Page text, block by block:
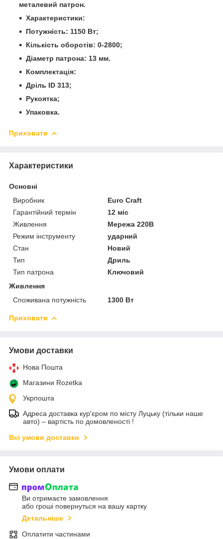
металевий патрон.
Характеристики:
Потужність: 1150 Вт;
Кількість оборотів: 0-2800;
Діаметр патрона: 13 мм.
Комплектація:
Дріль ID 313;
Рукоятка;
Упаковка.
Приховати
Характеристики
Основні
Виробник
Euro Craft
Гарантійний термін
12 міс
Живлення
Мережа 220В
Режим інструменту
ударний
Стан
Новий
Тип
Дриль
Тип патрона
Ключовий
Живлення
Споживана потужність
1300 Вт
Приховати
Умови доставки
Нова Пошта
Магазини Rozetka
Укрпошта
Адреса доставка кур'єром по місту Луцьку (тільки наше
авто) – вартість по домовленості !
Всі умови доставки
Умови оплати
Ви отримаєте замовлення
або гроші повернуться на вашу картку
Детальніше
Оплатити частинами